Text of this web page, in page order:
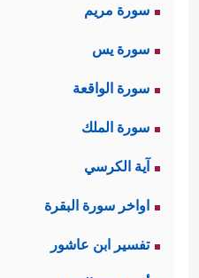
سورة مريم
سورة يس
سورة الواقعة
سورة الملك
آية الكرسي
اواخر سورة البقرة
تفسير ابن عاشور